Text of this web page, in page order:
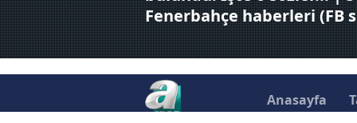
Fenerbahçe haberleri (FB
Anasayfa